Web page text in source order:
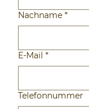
Nachname *
E-Mail *
Telefonnummer